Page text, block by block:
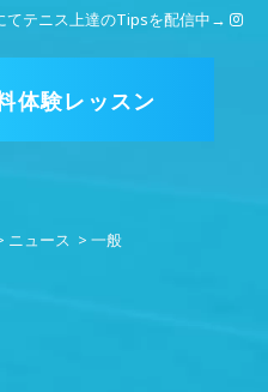
テニス上達のTipsを配信中→
体験レッスン
ニュース > 一般